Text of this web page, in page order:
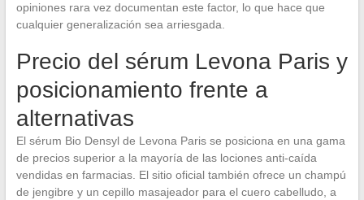
opiniones rara vez documentan este factor, lo que hace que
cualquier generalización sea arriesgada.
Precio del sérum Levona Paris y
posicionamiento frente a
alternativas
El sérum Bio Densyl de Levona Paris se posiciona en una gama
de precios superior a la mayoría de las lociones anti-caída
vendidas en farmacias. El sitio oficial también ofrece un champú
de jengibre y un cepillo masajeador para el cuero cabelludo, a